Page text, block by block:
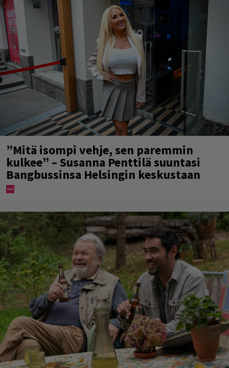
”Mitä isompi vehje, sen paremmin
kulkee” – Susanna Penttilä suuntasi
Bangbussinsa Helsingin keskustaan